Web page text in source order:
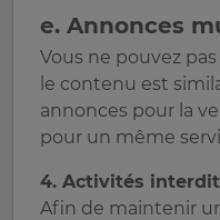
e. Annonces
Vous ne pouvez
le contenu est
annonces pour la
pour un même
4. Activités
Afin de maintenir